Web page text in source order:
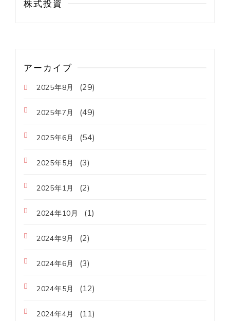
株式投資
アーカイブ
2025年8月 (29)
2025年7月 (49)
2025年6月 (54)
2025年5月 (3)
2025年1月 (2)
2024年10月 (1)
2024年9月 (2)
2024年6月 (3)
2024年5月 (12)
2024年4月 (11)